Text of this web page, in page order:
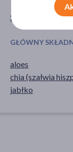
Środki spożywcze
GŁÓWNY
aloes
chia (szałwia
jabłko